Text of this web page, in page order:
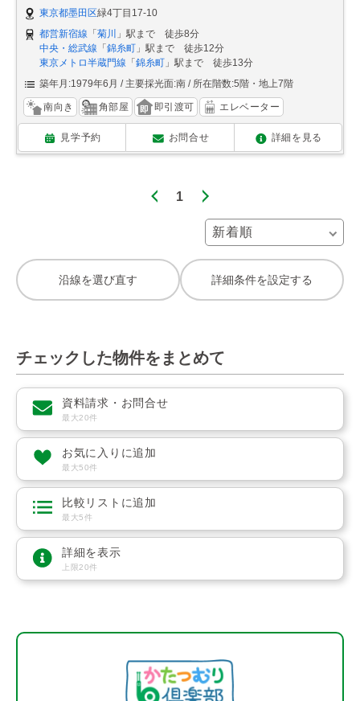
東京都墨田区緑4丁目17-10
都営新宿線 「菊川
」駅まで 徒歩8分
中央・総武線 「錦糸町 」駅まで 徒歩12分
東京メトロ半蔵門線 「錦糸町 」駅まで 徒歩13分
築年月:1979年6月
主要採光面:南 所在階数:5階・地上7階
南向き 角部屋 即引渡可 エレベーター
見学予約 お問合せ 詳細を見る
1
沿線を選び直す 詳細条件を設定する
チェックした物件をまとめて
資料請求・お問合せ
最大20件
お気に入りに追加
最大50件
比較リストに追加
最大5件
詳細を表示
上限20件